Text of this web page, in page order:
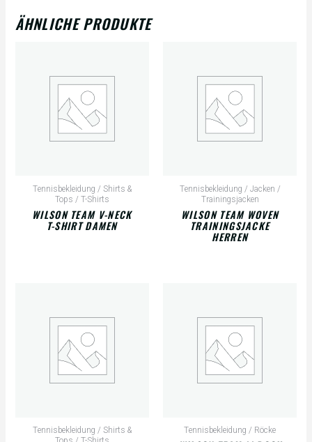
ÄHNLICHE PRODUKTE
Tennisbekleidung / Shirts &
Tops / T-Shirts
WILSON TEAM V-NECK
T-SHIRT DAMEN
Tennisbekleidung / Jacken /
Trainingsjacken
WILSON TEAM WOVEN
TRAININGSJACKE
HERREN
Tennisbekleidung / Shirts &
Tennisbekleidung / Röcke